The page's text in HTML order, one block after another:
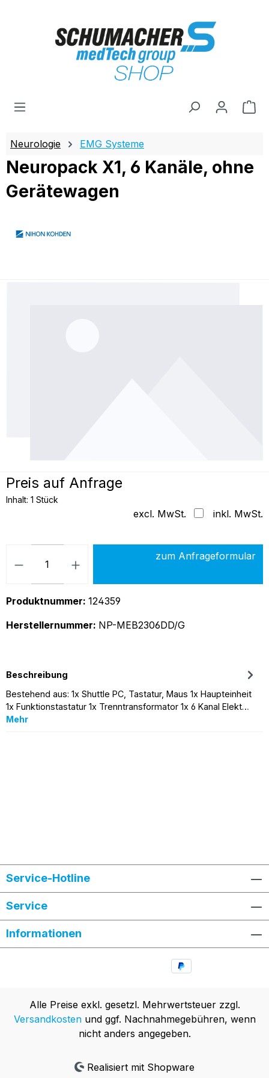
Neurologie EMG Systeme
Neuropack X1, 6 Kanäle, ohne
Gerätewagen
Preis auf Anfrage
Inhalt: 1 Stück
excl. MwSt. inkl. MwSt.
Produkt Anzahl: Gib den
zum Anfrageformular
Produktnummer: 124359
Herstellernummer: NP-MEB2306DD/G
Beschreibung
Bestehend aus: 1x Shuttle PC, Tastatur, Maus 1x Haupteinheit
1x Funktionstastatur 1x Trenntransformator 1x 6 Kanal Elekt…
Mehr
Service-Hotline
Service
Informationen
Alle Preise exkl. gesetzl. Mehrwertsteuer zzgl.
Versandkostenund ggf. Nachnahmegebühren, wenn
nicht anders angegeben.
Realisiert mit Shopware